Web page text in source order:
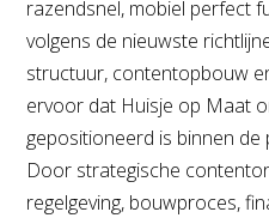
razendsnel, mobiel perfect
volgens de nieuwste
structuur, contentopbouw
ervoor dat Huisje op Maat
gepositioneerd is binnen
Door strategische
regelgeving, bouwproces,